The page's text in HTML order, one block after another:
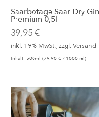
Saarbotage Saar Dry Gin
Premium 0,5l
39,95€
inkl. 19% MwSt., zzgl.Versand
Inhalt: 500ml (79,90€ / 1000 ml)